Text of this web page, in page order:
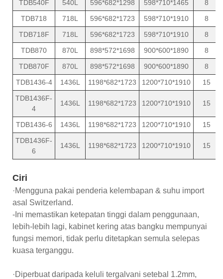
TDB540F 540L 596*682*1298 598*710*1465
8
TDB718
718L 596*682*1723 598*710*1910
8
TDB718F
718L 596*682*1723 598*710*1910
8
TDB870
870L 898*572*1698 900*600*1890
8
TDB870F
870L 898*572*1698 900*600*1890
8
TDB1436-4
1436L 1198*682*1723 1200*710*1910
15
TDB1436F-
4
1436L 1198*682*1723 1200*710*1910 15
TDB1436-6 1436L 1198*682*1723 1200*710*1910
15
TDB1436F-
6
1436L 1198*682*1723 1200*710*1910 15
Ciri
·Mengguna pakai penderia kelembapan & suhu import
asal Switzerland.
-Ini memastikan ketepatan tinggi dalam penggunaan,
lebih-lebih lagi, kabinet kering atas bangku mempunyai
fungsi memori, tidak perlu ditetapkan semula selepas
kuasa terganggu.
·Diperbuat daripada keluli tergalvani setebal 1.2mm,